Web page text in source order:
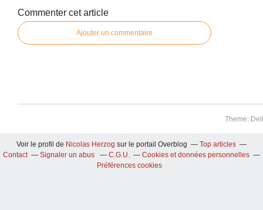
Commenter cet article
Ajouter un commentaire
Theme:
Voir le profil de Nicolas Herzog sur le portail Overblog
Top articles
Contact
Signaler un abus C.G.U.
Cookies et données personnelles
Préférences cookies